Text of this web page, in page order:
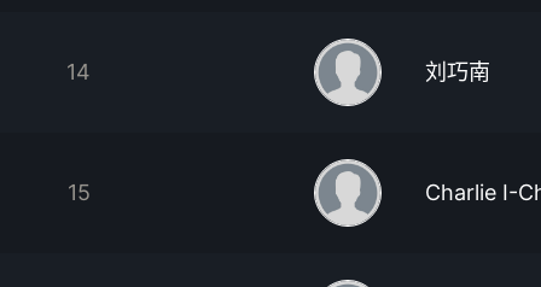
14 刘巧南
15 Charlie I-